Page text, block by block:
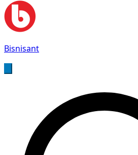
Bisnisant
Jasa Terkait Teknologi Informasi